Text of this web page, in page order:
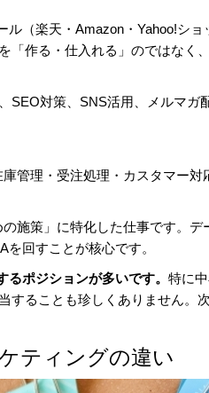
（楽天・Amazon・Yahoo!ショ
「作る・仕入れる」のではなく
SEO対策、SNS活用、メルマガ
管理・受注処理・カスタマー対
施策」に特化した仕事です。デ
回すことが核心です。
ポジションが多いです。 特に
することも珍しくありません。
ティングの違い